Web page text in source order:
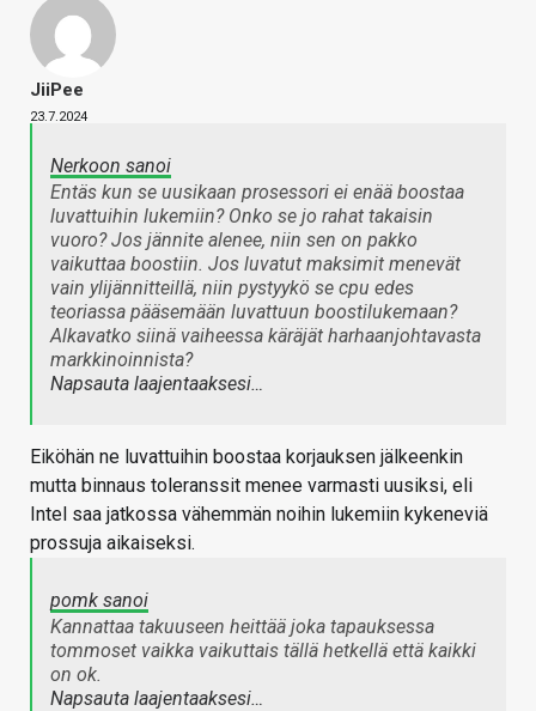
JiiPee
23.7.2024
Nerkoon sanoi
Entäs kun se uusikaan prosessori ei enää boostaa
luvattuihin lukemiin? Onko se jo rahat takaisin
vuoro? Jos jännite alenee, niin sen on pakko
vaikuttaa boostiin. Jos luvatut maksimit menevät
vain ylijännitteillä, niin pystyykö se cpu edes
teoriassa pääsemään luvattuun boostilukemaan?
Alkavatko siinä vaiheessa käräjät harhaanjohtavasta
markkinoinnista?
Napsauta laajentaaksesi…
Eiköhän ne luvattuihin boostaa korjauksen jälkeenkin
mutta binnaus toleranssit menee varmasti uusiksi, eli
Intel saa jatkossa vähemmän noihin lukemiin kykeneviä
prossuja aikaiseksi.
pomk sanoi
Kannattaa takuuseen heittää joka tapauksessa
tommoset vaikka vaikuttais tällä hetkellä että kaikki
on ok.
Napsauta laajentaaksesi…